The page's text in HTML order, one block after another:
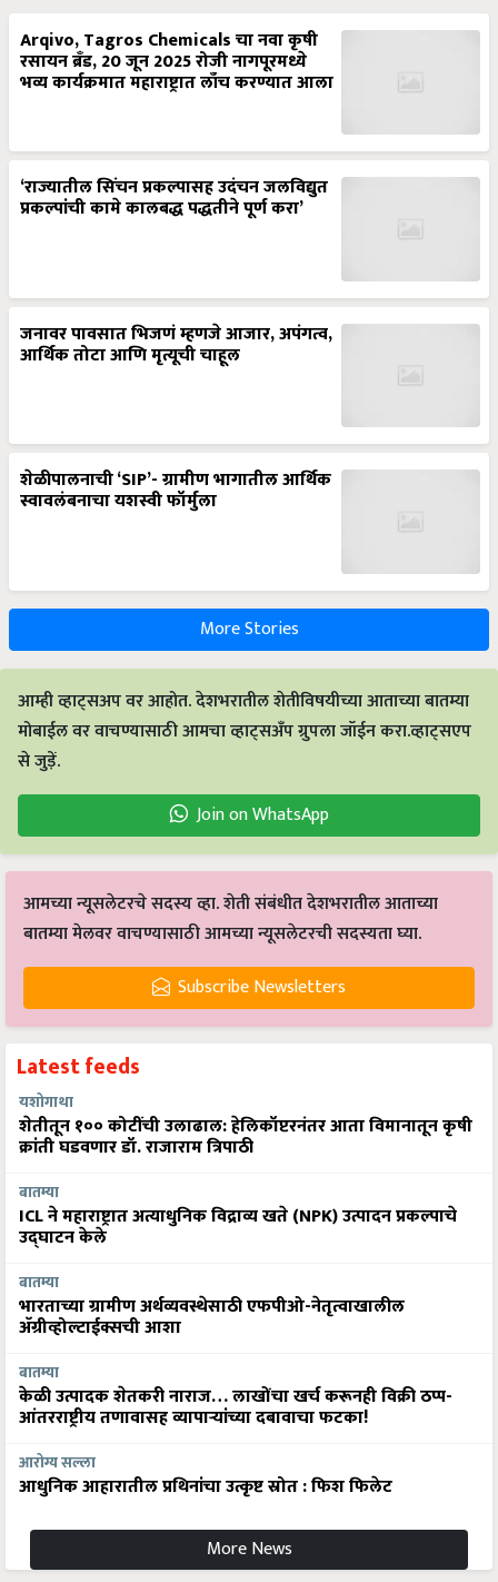
Arqivo, Tagros Chemicals चा नवा कृषी
रसायन ब्रँड, 20 जून 2025 रोजी नागपूरमध्ये
भव्य कार्यक्रमात महाराष्ट्रात लाँच करण्यात आला
‘राज्यातील सिंचन प्रकल्पासह उदंचन जलविद्युत
प्रकल्पांची कामे कालबद्ध पद्धतीने पूर्ण करा’
जनावर पावसात भिजणं म्हणजे आजार, अपंगत्व,
आर्थिक तोटा आणि मृत्यूची चाहूल
शेळीपालनाची ‘SIP’- ग्रामीण भागातील आर्थिक
स्वावलंबनाचा यशस्वी फॉर्मुला
More Stories
आम्ही व्हाट्सअप वर आहोत. देशभरातील शेतीविषयीच्या आताच्या बातम्या
मोबाईल वर वाचण्यासाठी आमचा व्हाट्सअँप ग्रुपला जॉईन करा.व्हाट्सएप
से जुड़ें.
Join on WhatsApp
आमच्या न्यूसलेटरचे सदस्य व्हा. शेती संबंधीत देशभरातील आताच्या
बातम्या मेलवर वाचण्यासाठी आमच्या न्यूसलेटरची सदस्यता घ्या.
Subscribe Newsletters
Latest feeds
यशोगाथा
शेतीतून १०० कोटींची उलाढाल: हेलिकॉप्टरनंतर आता विमानातून कृषी
क्रांती घडवणार डॉ. राजाराम त्रिपाठी
बातम्या
ICL ने महाराष्ट्रात अत्याधुनिक विद्राव्य खते (NPK) उत्पादन प्रकल्पाचे
उद्घाटन केले
बातम्या
भारताच्या ग्रामीण अर्थव्यवस्थेसाठी एफपीओ-नेतृत्वाखालील
अ‍ॅग्रीव्होल्टाईक्सची आशा
बातम्या
केळी उत्पादक शेतकरी नाराज… लाखोंचा खर्च करूनही विक्री ठप्प-
आंतरराष्ट्रीय तणावासह व्यापाऱ्यांच्या दबावाचा फटका!
आरोग्य सल्ला
आधुनिक आहारातील प्रथिनांचा उत्कृष्ट स्रोत : फिश फिलेट
More News